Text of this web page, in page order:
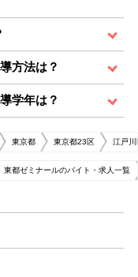
方法は？
学年は？
東京都 東京都23区 江戸川
東都ゼミナールのバイト・求人一覧